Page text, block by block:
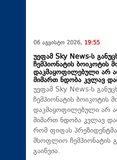
06 აგვისტო 2026, 19:55
უეფამ Sky News-ს
ჩემპიონატის ბოიკოტის
დაკმაყოფილებული არ
მიმართ ნდობა კვლავ
უეფამ Sky News-ს
ჩემპიონატის ბოიკოტის
დაკმაყოფილებული არ
მიმართ ნდობა კვლავ
რომ ფიფას
მსოფლიო ჩემპიონატის
გაიწვია.